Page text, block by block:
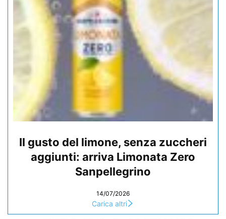
Il gusto del limone, senza zuccheri
aggiunti: arriva Limonata Zero
Sanpellegrino
14/07/2026
Carica altri